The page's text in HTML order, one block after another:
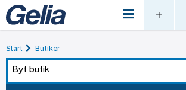
Start Butiker
Byt butik